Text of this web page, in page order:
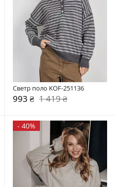
Светр поло KOF-251136
993 ₴ 1 419 ₴
- 40%